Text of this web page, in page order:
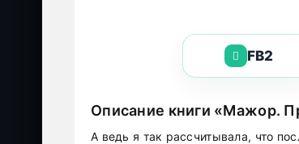
FB2
Описание книги «Мажор.
А ведь я так рассчитывала, что